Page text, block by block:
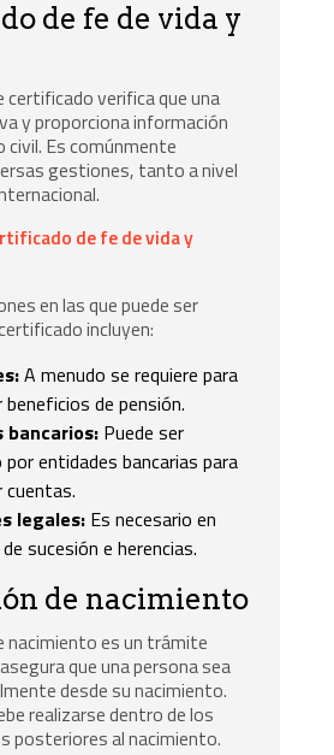
de fe de vida y
certificado verifica que una
y proporciona información
civil. Es comúnmente
gestiones, tanto a nivel
de fe de vida y
en las que puede ser
incluyen:
A menudo se requiere para
de pensión.
bancarios: Puede ser
entidades bancarias para
legales: Es necesario en
sucesión e herencias.
de nacimiento
nacimiento es un trámite
que una persona sea
desde su nacimiento.
realizarse dentro de los
posteriores al nacimiento.